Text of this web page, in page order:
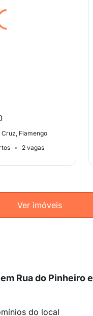
Flamengo
2 vagas
Ver imóveis
Rua do Pinheiro e
do local